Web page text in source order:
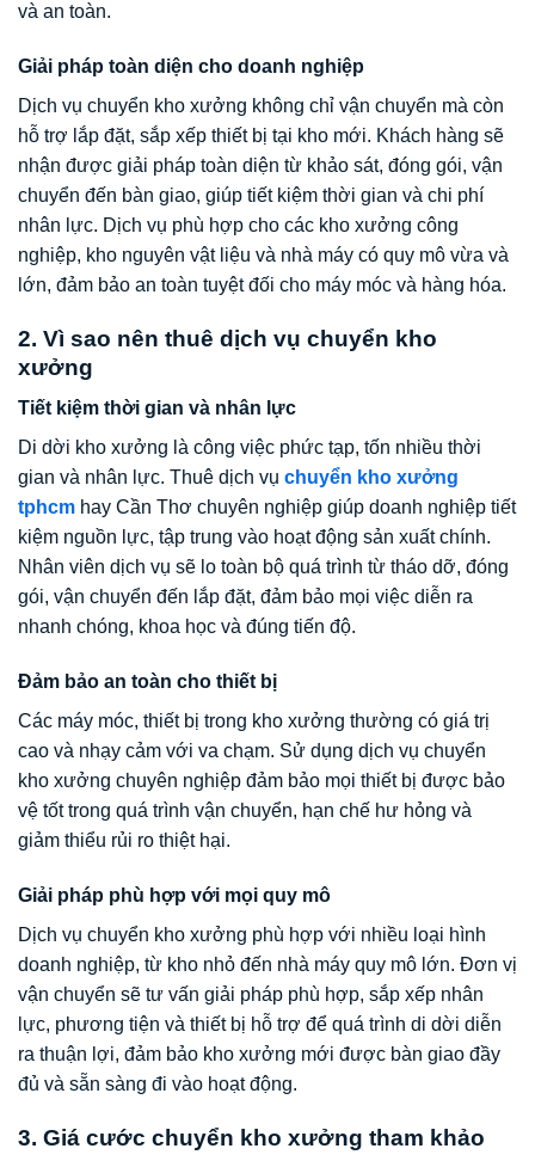
và an toàn.
Giải pháp toàn diện cho doanh nghiệp
Dịch vụ chuyển kho xưởng không chỉ vận chuyển mà còn
hỗ trợ lắp đặt, sắp xếp thiết bị tại kho mới. Khách hàng sẽ
nhận được giải pháp toàn diện từ khảo sát, đóng gói, vận
chuyển đến bàn giao, giúp tiết kiệm thời gian và chi phí
nhân lực. Dịch vụ phù hợp cho các kho xưởng công
nghiệp, kho nguyên vật liệu và nhà máy có quy mô vừa và
lớn, đảm bảo an toàn tuyệt đối cho máy móc và hàng hóa.
2. Vì sao nên thuê dịch vụ chuyển kho
xưởng
Tiết kiệm thời gian và nhân lực
Di dời kho xưởng là công việc phức tạp, tốn nhiều thời
gian và nhân lực. Thuê dịch vụ chuyển kho xưởng
tphcm hay Cần Thơ chuyên nghiệp giúp doanh nghiệp tiết
kiệm nguồn lực, tập trung vào hoạt động sản xuất chính.
Nhân viên dịch vụ sẽ lo toàn bộ quá trình từ tháo dỡ, đóng
gói, vận chuyển đến lắp đặt, đảm bảo mọi việc diễn ra
nhanh chóng, khoa học và đúng tiến độ.
Đảm bảo an toàn cho thiết bị
Các máy móc, thiết bị trong kho xưởng thường có giá trị
cao và nhạy cảm với va chạm. Sử dụng dịch vụ chuyển
kho xưởng chuyên nghiệp đảm bảo mọi thiết bị được bảo
vệ tốt trong quá trình vận chuyển, hạn chế hư hỏng và
giảm thiểu rủi ro thiệt hại.
Giải pháp phù hợp với mọi quy mô
Dịch vụ chuyển kho xưởng phù hợp với nhiều loại hình
doanh nghiệp, từ kho nhỏ đến nhà máy quy mô lớn. Đơn vị
vận chuyển sẽ tư vấn giải pháp phù hợp, sắp xếp nhân
lực, phương tiện và thiết bị hỗ trợ để quá trình di dời diễn
ra thuận lợi, đảm bảo kho xưởng mới được bàn giao đầy
đủ và sẵn sàng đi vào hoạt động.
3. Giá cước chuyển kho xưởng tham khảo